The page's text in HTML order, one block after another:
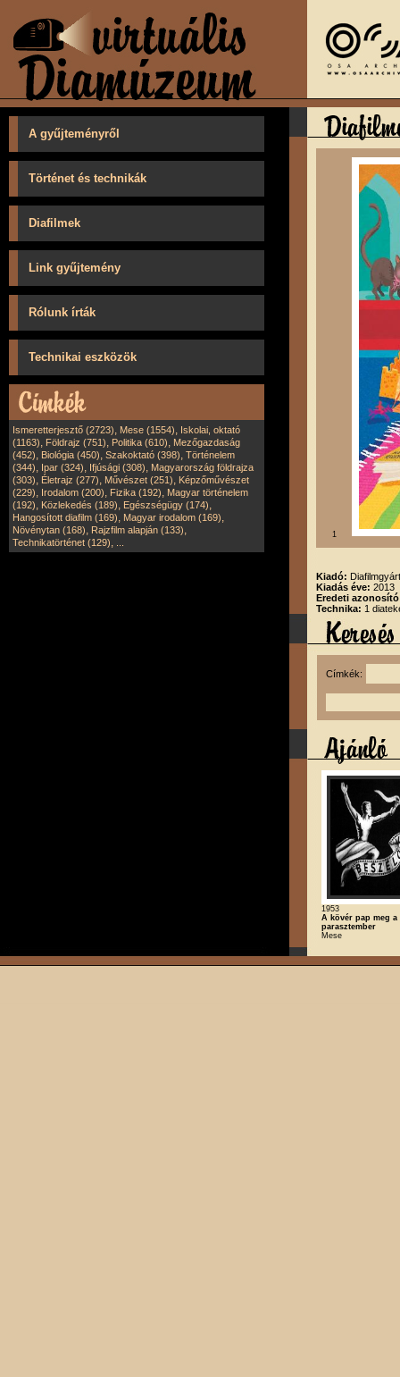
A gyűjteményről
Történet és technikák
Diafilmek
Link gyűjtemény
Rólunk írták
Technikai eszközök
Ismeretterjesztő (2723), Mese (1554), Iskolai, oktató
(1163), Földrajz (751), Politika (610), Mezőgazdaság
(452), Biológia (450), Szakoktató (398), Történelem
(344), Ipar (324), Ifjúsági (308), Magyarország földrajza
(303), Életrajz (277), Művészet (251), Képzőművészet
(229), Irodalom (200), Fizika (192), Magyar történelem
(192), Közlekedés (189), Egészségügy (174),
Hangosított diafilm (169), Magyar irodalom (169),
Növénytan (168), Rajzfilm alapján (133),
Technikatörténet (129),
1
Kiadó:
Kiadás éve: 2013
Eredeti
Technika: 1
Címkék:
1953
A kövér pap meg a
parasztember
Mese